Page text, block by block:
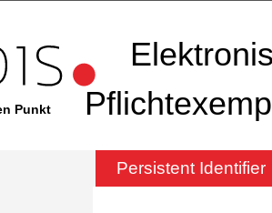
Punkt
Persistent Identifier